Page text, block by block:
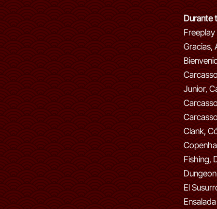
Durante
Gracias,
Junior,
Clank,
Fishing,
El